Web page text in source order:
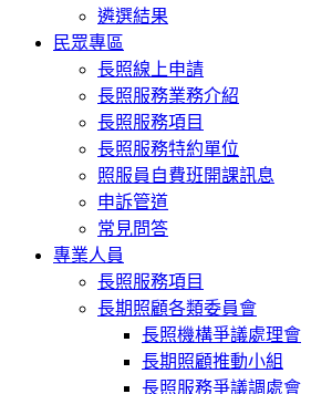
遴選結果
民眾專區
長照線上申請
長照服務業務介紹
長照服務項目
長照服務特約單位
照服員自費班開課訊息
申訴管道
常見問答
專業人員
長照服務項目
長期照顧各類委員會
長照機構爭議處理會
長期照顧推動小組
長照服務爭議調處會